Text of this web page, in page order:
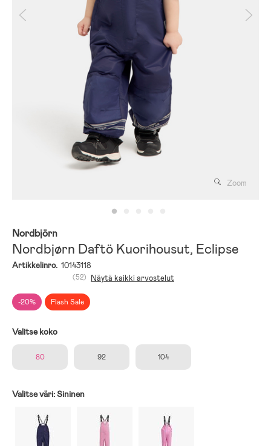
Zoom
Nordbjörn
Nordbjørn Daftö Kuorihousut, Eclipse
Artikkelinro. 10143118
-20% Flash Sale
(52) Näytä kaikki arvostelut
Valitse koko
80 92 104
Valitse väri:Sininen